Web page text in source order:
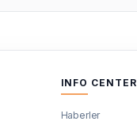
INFO CENTER
Haberler